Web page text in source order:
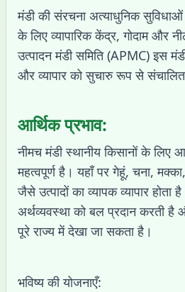
मंडी की संरचना अत्याधुनिक
के लिए व्यापारिक केंद्र, गोदाम और
उत्पादन मंडी समिति (APMC) इस
और व्यापार को सुचारु रूप से
आर्थिक प्रभाव:
नीमच मंडी स्थानीय किसानों के लिए
महत्वपूर्ण है। यहाँ पर गेहूं, चना,
जैसे उत्पादों का व्यापक व्यापार होता
अर्थव्यवस्था को बल प्रदान करती है
पूरे राज्य में देखा जा सकता है।
भविष्य की योजनाएँ: